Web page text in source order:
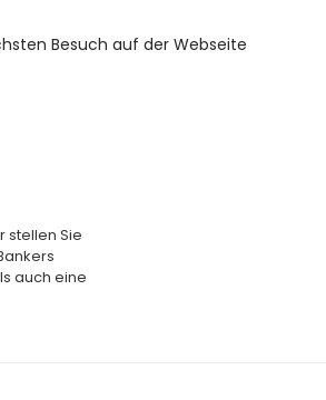
Besuch auf der Webseite
stellen Sie
auch eine